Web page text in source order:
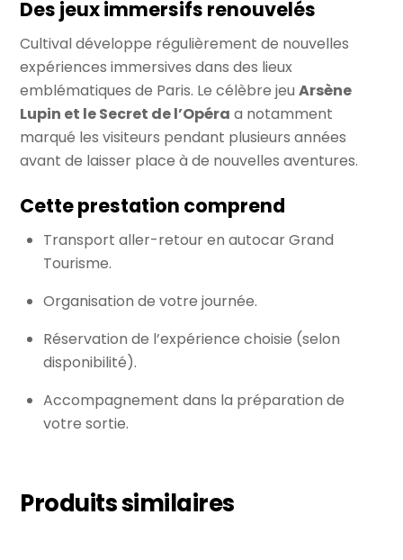
Des jeux immersifs renouvelés
Cultival développe régulièrement de nouvelles
expériences immersives dans des lieux
emblématiques de Paris. Le célèbre jeuArsène
Lupin et le Secret de l’Opéra a notamment
marqué les visiteurs pendant plusieurs années
avant de laisser place à de nouvelles aventures.
Cette prestation comprend
Transport aller-retour en autocar Grand
Tourisme.
Organisation de votre journée.
Réservation de l’expérience choisie (selon
disponibilité).
Accompagnement dans la préparation de
votre sortie.
Produits similaires